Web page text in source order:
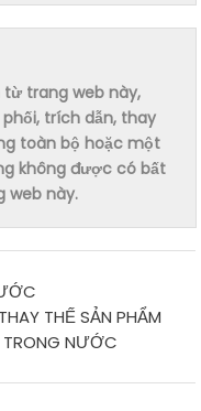
từ trang web này,
trích dẫn, thay
toàn bộ hoặc một
không được có bất
web này.
THẾ SẢN PHẨM
TRONG NƯỚC